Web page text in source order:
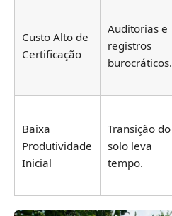
Custo Alto de
Certificação
Auditorias e
registros
burocráticos.
Baixa
Produtividade
Inicial
Transição do
solo leva
tempo.